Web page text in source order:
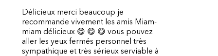
Délicieux merci beaucoup je
recommande vivement les amis Miam-
miam délicieux 😋 😋 😋 vous pouvez
aller les yeux fermés personnel très
sympathique et très sérieux serviable à